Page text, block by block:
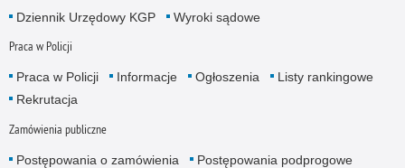
Dziennik Urzędowy KGP Wyroki sądowe
Praca w Policji
Praca w Policji Informacje Ogłoszenia
Listy rankingowe
Rekrutacja
Zamówienia publiczne
Postępowania o zamówienia
Postępowania podprogowe